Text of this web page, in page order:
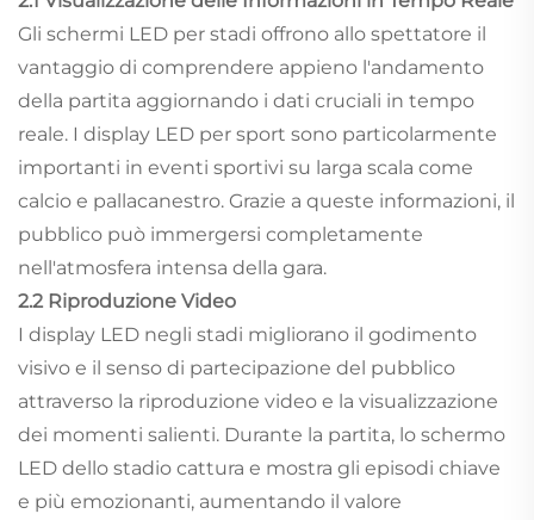
Gli schermi LED per stadi offrono allo spettatore il
vantaggio di comprendere appieno l'andamento
della partita aggiornando i dati cruciali in tempo
reale. I display LED per sport sono particolarmente
importanti in eventi sportivi su larga scala come
calcio e pallacanestro. Grazie a queste informazioni, il
pubblico può immergersi completamente
nell'atmosfera intensa della gara.
2.2 Riproduzione Video
I display LED negli stadi migliorano il godimento
visivo e il senso di partecipazione del pubblico
attraverso la riproduzione video e la visualizzazione
dei momenti salienti. Durante la partita, lo schermo
LED dello stadio cattura e mostra gli episodi chiave
e più emozionanti, aumentando il valore